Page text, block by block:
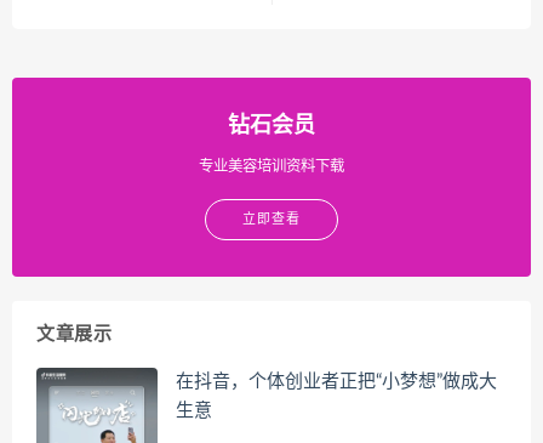
钻石会员
专业美容培训资料下载
立即查看
文章展示
在抖音，个体创业者正把“小梦想”做成大
生意